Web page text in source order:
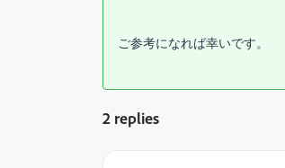
ご参考になれば幸いです。
2 replies